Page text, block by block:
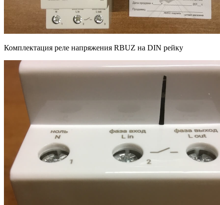
Комплектация реле напряжения RBUZ на DIN рейку